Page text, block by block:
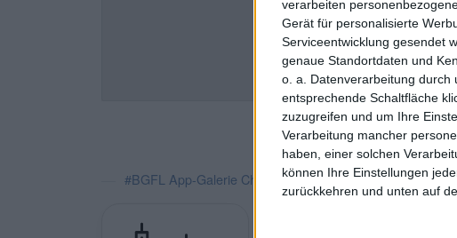
verarbeiten
Gerät für personalisierte
Serviceentwicklung gesendet
genaue Standortdaten und
o. a. Datenverarbeitung durch
entsprechende Schaltfläche
zuzugreifen und um Ihre
Verarbeitung mancher
haben, einer solchen
können Ihre Einstellungen
zurückkehren und unten auf
#BGFL App-Galerie Charts/Performance